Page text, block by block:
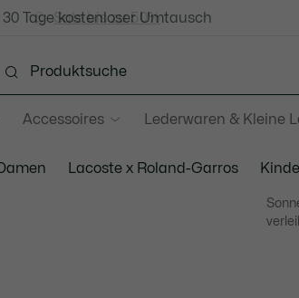
30 Tage kostenloser Umtausch
Werden Sie Lacoste Member!
Sale bis zu 50%
Accessoires Lederwaren & Kleine
Damen Lacoste x Roland-Garros